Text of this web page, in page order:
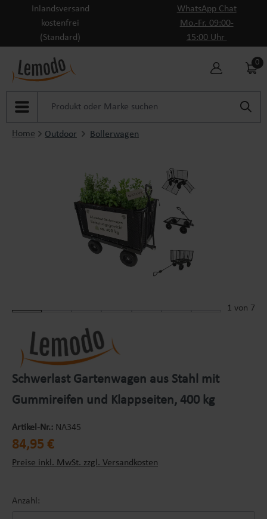
Zum Hauptinhalt springen
Inlandsversand
kostenfrei
(Standard)
WhatsApp Chat
Mo.-Fr. 09:00-
15:00 Uhr
0
Home Outdoor Bollerwagen
1 von 7
Schwerlast Gartenwagen aus Stahl mit
Gummireifen und Klappseiten, 400 kg
Artikel-Nr.: NA345
Regulärer Preis:
84,95 €
Preise inkl. MwSt. zzgl. Versandkosten
Anzahl: